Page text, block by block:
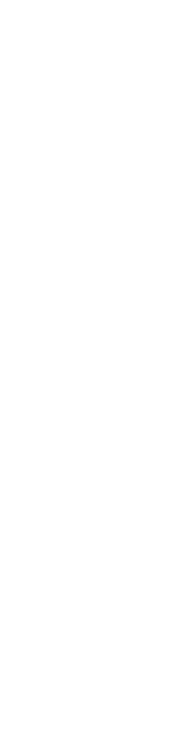
- vyřešené úpravy
úpravy
...) - vyřešené úpravy
... - vyřešené úpravy
úpravy
- vyřešené úpravy
technologické věci -